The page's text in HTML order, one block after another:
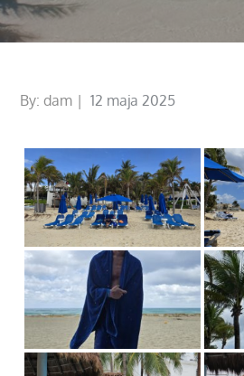
By:dam
Posted
12 maja 2025